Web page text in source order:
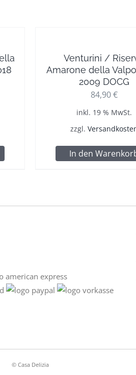
Venturini /
Amarone della
2009 DOCG
84,90€
inkl. 19 % MwSt.
zzgl.
In den
© Casa Delizia